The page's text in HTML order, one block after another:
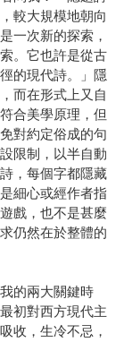
較大規模地朝向
一次新的探索，
。它也許是從古
的現代詩。」隱
而在形式上又自
合美學原理，但
對約定俗成的句
限制，以半自動
，每個字都隱藏
細心或經作者指
戲，也不是甚麼
仍然在於整體的
的兩大關鍵時
初對西方現代主
收，生冷不忌，